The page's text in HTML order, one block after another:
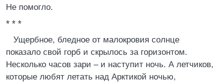
Не помогло.
* * *
Ущербное, бледное от малокровия солнце
показало свой горб и скрылось за горизонтом.
Несколько часов зари – и наступит ночь. А летчиков,
которые любят летать над Арктикой ночью,